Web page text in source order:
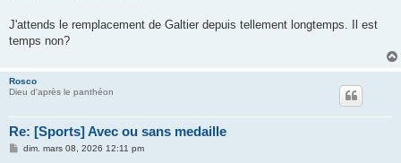
J'attends le remplacement de Galtier depuis tellement longtemps. Il est
temps non?
Rosco
Dieu d'après le panthéon
Re: [Sports] Avec ou sans medaille
Mdim. mars 08, 2026 12:11 pm